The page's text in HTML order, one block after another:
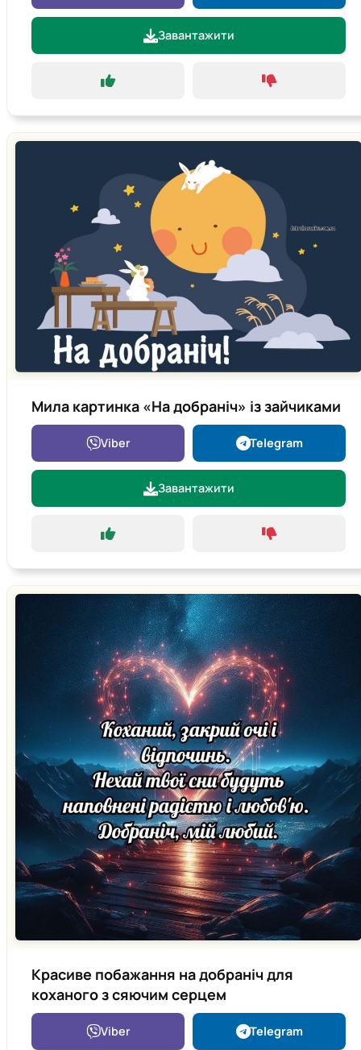
Завантажити
Мила картинка «На добраніч» із зайчиками
Viber Telegram
Завантажити
Красиве побажання на добраніч для
коханого з сяючим серцем
Viber Telegram